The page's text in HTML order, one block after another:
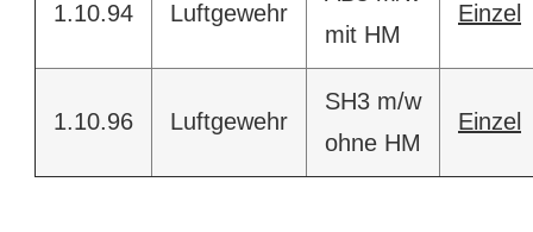
1.10.94 Luftgewehr
mit HM
Einzel
1.10.96 Luftgewehr
SH3 m/w
ohne HM
Einzel